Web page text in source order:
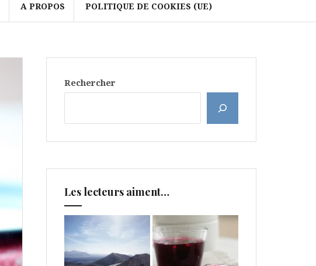
A PROPOS POLITIQUE DE COOKIES (UE)
Rechercher
Les lecteurs aiment…